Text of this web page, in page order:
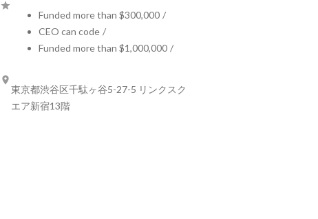
Funded more than $300,000 /
CEO can code /
Funded more than $1,000,000 /
東京都渋谷区千駄ヶ谷5-27-5 リンクスク
エア新宿13階